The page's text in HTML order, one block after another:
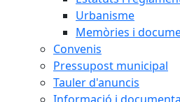
Urbanisme
Memòries i
Convenis
Pressupost municipal
Tauler d'anuncis